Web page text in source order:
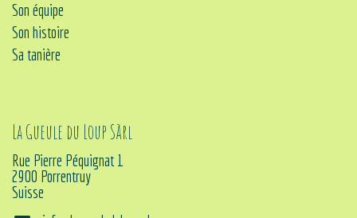
Son équipe
Son histoire
Sa tanière
La Gueule du Loup Sàrl
Rue Pierre Péquignat 1
2900 Porrentruy
Suisse